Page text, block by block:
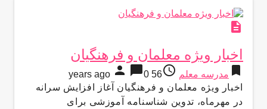
description
اخبار ويژه معلمان و فرهنگيان
bookmark مدرسه معلم access_time
56 years ago
person chat_bubble0
اخبار ويژه معلمان و فرهنگيان آغاز افزایش سرانه
در مهرماه، تدوین شناسنامه آموزشی برای